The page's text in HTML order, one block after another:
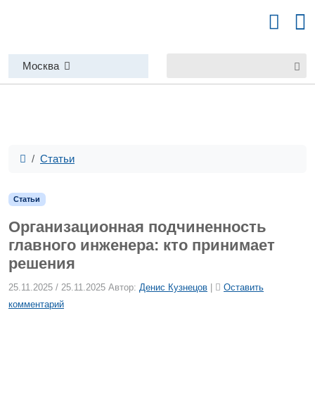
Москва
Статьи
Статьи
Организационная подчиненность
главного инженера: кто принимает
решения
25.11.2025 / 25.11.2025 Автор: Денис Кузнецов
Оставить
комментарий